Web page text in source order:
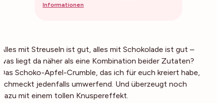
Informationen
Alles mit Streuseln ist gut, alles mit Schokolade ist gut –
was liegt da näher als eine Kombination beider Zutaten?
Das Schoko-Apfel-Crumble, das ich für euch kreiert habe,
schmeckt jedenfalls umwerfend. Und überzeugt noch
dazu mit einem tollen Knuspereffekt.